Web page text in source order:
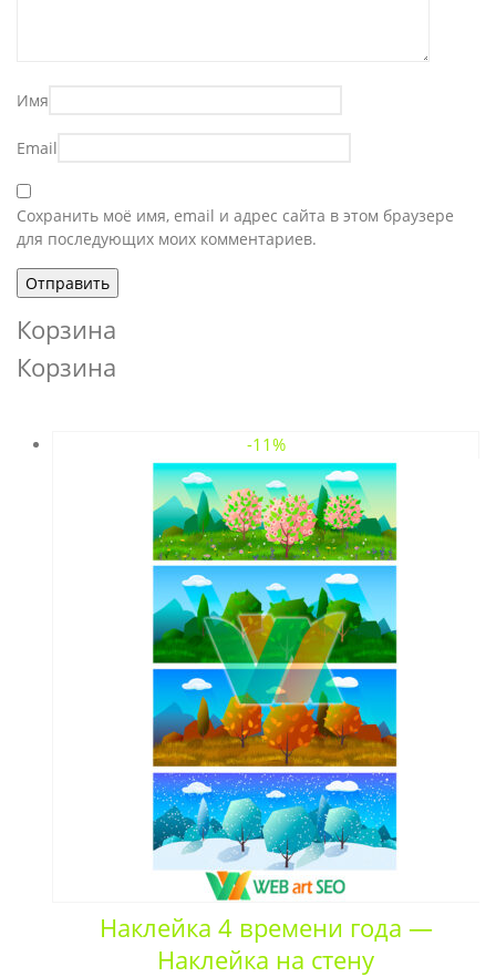
Имя
Email
Сохранить моё имя, email и адрес сайта в этом браузере
для последующих моих комментариев.
Корзина
Корзина
-11%
Наклейка 4 времени года —
Наклейка на стену